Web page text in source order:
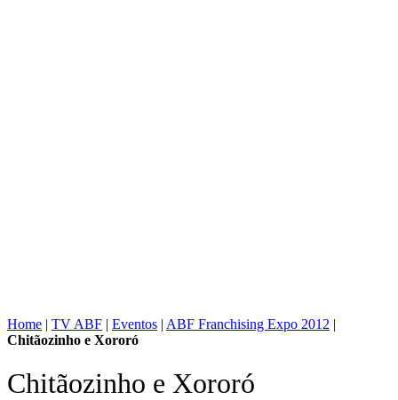
Home | TV ABF | Eventos | ABF Franchising Expo 2012 |
Chitãozinho e Xororó
Chitãozinho e Xororó